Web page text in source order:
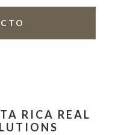
RICA REAL